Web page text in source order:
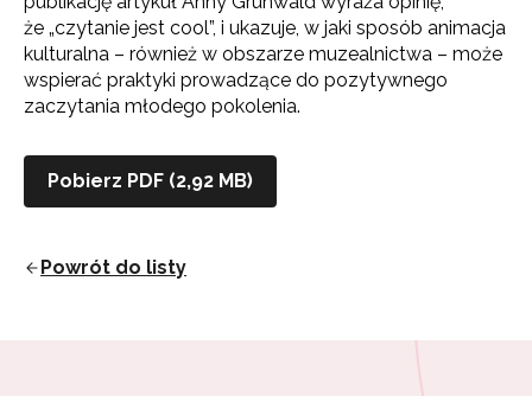
że „czytanie jest cool”, i ukazuje, w jaki sposób animacja
kulturalna – również w obszarze muzealnictwa – może
wspierać praktyki prowadzące do pozytywnego
zaczytania młodego pokolenia.
Pobierz PDF (2,92 MB)
Powrót do listy
Newsletter ORE
informacjami